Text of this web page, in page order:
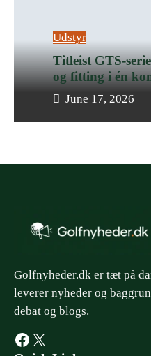
Udstyr
Titleist GTS-
og fitting i én
June 17, 2026
Golfnyheder.dk er tæt på
leverer nyheder og
debat og blogs.
Facebook X